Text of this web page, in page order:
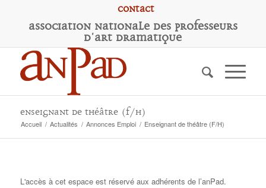
Contact
Association Nationale des Professeurs
d'Art Dramatique
Enseignant de théâtre (F/H)
Accueil / Actualités / Annonces Emploi / Enseignant de théâtre (F/H)
L'accès à cet espace est réservé aux adhérents de l’anPad.